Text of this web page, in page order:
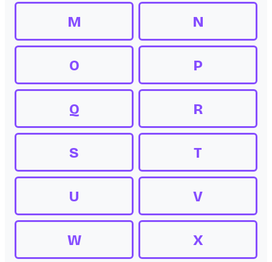
M N
O P
Q R
S T
U V
W X